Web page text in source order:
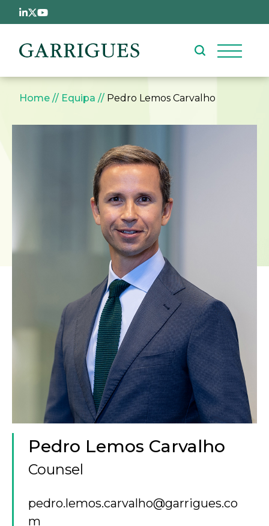
Passar para o conteúdo principal
Navegação estrutural
Home Equipa Pedro Lemos Carvalho
Pedro Lemos Carvalho
Counsel
pedro.lemos.carvalho@garrigues.co
m